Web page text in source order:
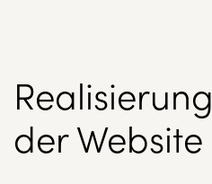
Realisierung
der Website